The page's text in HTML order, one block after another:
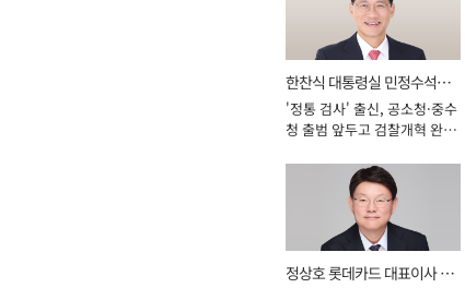
한찬식 대통령실 민정수석비
서관
'정통 검사' 출신, 공소청·중수
청 출범 앞두고 검찰개혁 완수
정상호 롯데카드 대표이사 사